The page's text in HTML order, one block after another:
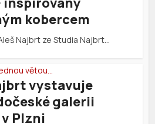
kobercem
Najbrt ze Studia Najbrt…
větou…
vystavuje
galerii
v Plzni